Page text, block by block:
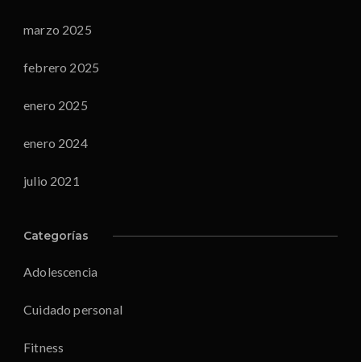
marzo 2025
febrero 2025
enero 2025
enero 2024
julio 2021
Categorías
Adolescencia
Cuidado personal
Fitness